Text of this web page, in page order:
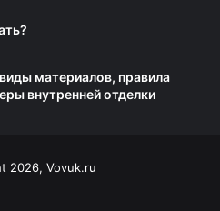
материалов, правила
внутренней отделки
2026, Vovuk.ru